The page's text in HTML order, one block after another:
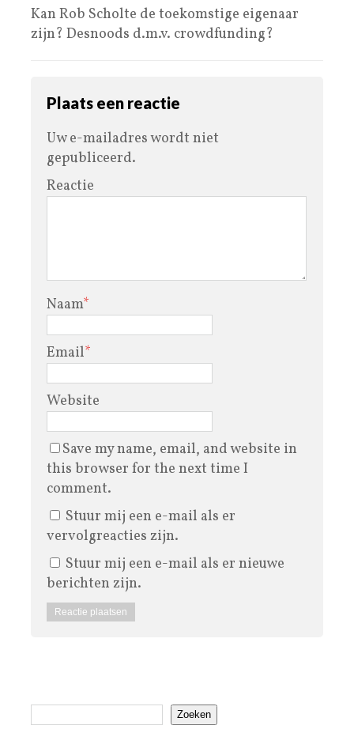
Kan Rob Scholte de toekomstige eigenaar
zijn? Desnoods d.m.v. crowdfunding?
Plaats een reactie
Uw e-mailadres wordt niet
gepubliceerd.
Reactie
Naam*
Email*
Website
Save my name, email, and website in
this browser for the next time I
comment.
Stuur mij een e-mail als er
vervolgreacties zijn.
Stuur mij een e-mail als er nieuwe
berichten zijn.
Zoeken